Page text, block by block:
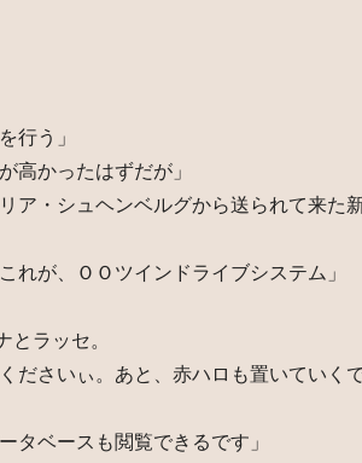
行う」
高かったはずだが」
・シュヘンベルグから送られて来た
が、ＯＯツインドライブシステム」
ラッセ。
ださいぃ。あと、赤ハロも置いていくで
タベースも閲覧できるです」